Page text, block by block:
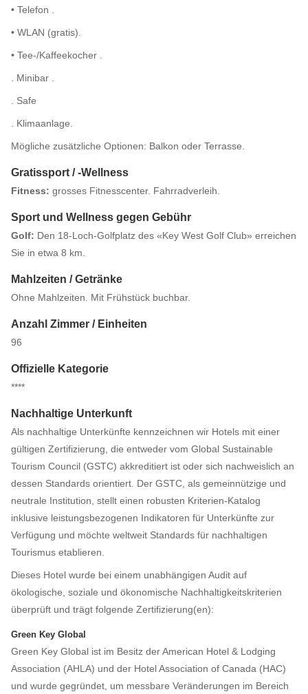
• Telefon .
• WLAN (gratis).
• Tee-/Kaffeekocher .
. Minibar .
. Safe
. Klimaanlage.
Mögliche zusätzliche Optionen: Balkon oder Terrasse.
Gratissport / -Wellness
Fitness: grosses Fitnesscenter. Fahrradverleih.
Sport und Wellness gegen Gebühr
Golf: Den 18-Loch-Golfplatz des «Key West Golf Club» erreichen
Sie in etwa 8 km.
Mahlzeiten / Getränke
Ohne Mahlzeiten. Mit Frühstück buchbar.
Anzahl Zimmer / Einheiten
96
Offizielle Kategorie
****
Nachhaltige Unterkunft
Als nachhaltige Unterkünfte kennzeichnen wir Hotels mit einer
gültigen Zertifizierung, die entweder vom Global Sustainable
Tourism Council (GSTC) akkreditiert ist oder sich nachweislich an
dessen Standards orientiert. Der GSTC, als gemeinnützige und
neutrale Institution, stellt einen robusten Kriterien-Katalog
inklusive leistungsbezogenen Indikatoren für Unterkünfte zur
Verfügung und möchte weltweit Standards für nachhaltigen
Tourismus etablieren.
Dieses Hotel wurde bei einem unabhängigen Audit auf
ökologische, soziale und ökonomische Nachhaltigkeitskriterien
überprüft und trägt folgende Zertifizierung(en):
Green Key Global
Green Key Global ist im Besitz der American Hotel & Lodging
Association (AHLA) und der Hotel Association of Canada (HAC)
und wurde gegründet, um messbare Veränderungen im Bereich